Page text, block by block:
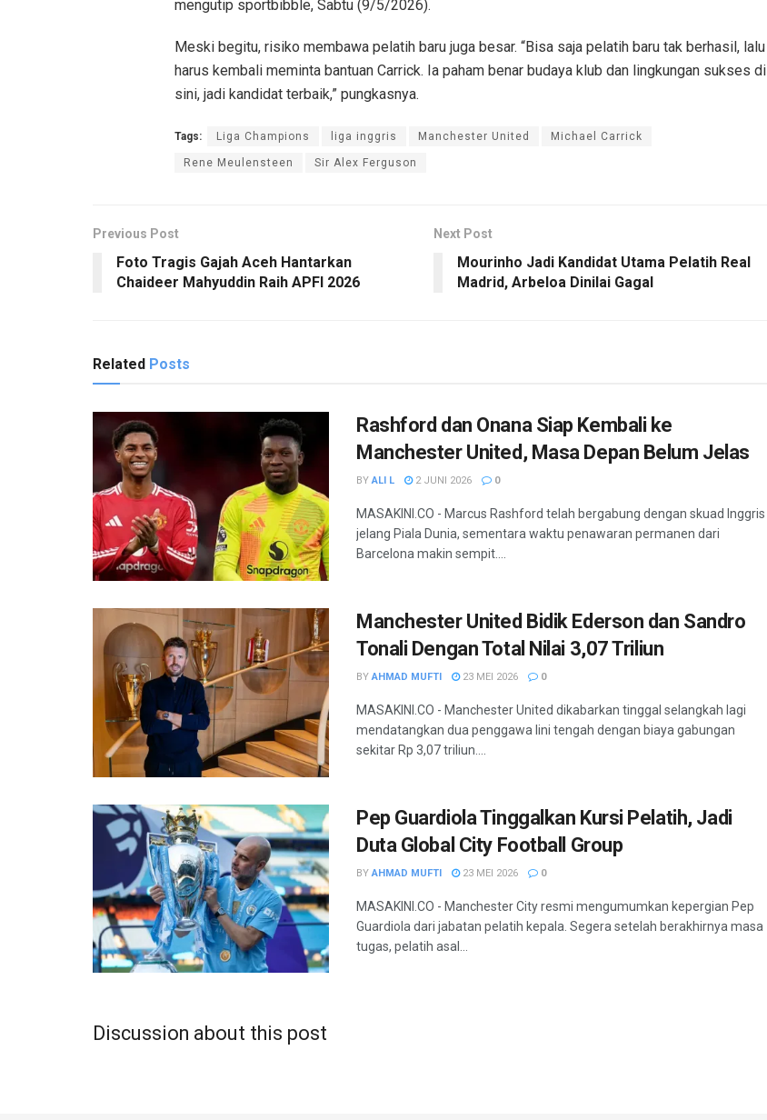
mengutip sportbibble, Sabtu (9/5/2026).
Meski begitu, risiko membawa pelatih baru juga besar. “Bisa saja pelatih baru tak berhasil, lalu
harus kembali meminta bantuan Carrick. Ia paham benar budaya klub dan lingkungan sukses di
sini, jadi kandidat terbaik,” pungkasnya.
Tags: Liga Champions liga inggris Manchester United Michael Carrick
Rene Meulensteen Sir Alex Ferguson
Previous Post
Foto Tragis Gajah Aceh Hantarkan
Chaideer Mahyuddin Raih APFI 2026
Next Post
Mourinho Jadi Kandidat Utama Pelatih Real
Madrid, Arbeloa Dinilai Gagal
Related Posts
Rashford dan Onana Siap Kembali ke
Manchester United, Masa Depan Belum Jelas
BY ALI L 2 JUNI 2026 0
MASAKINI.CO - Marcus Rashford telah bergabung dengan skuad Inggris
jelang Piala Dunia, sementara waktu penawaran permanen dari
Barcelona makin sempit....
Manchester United Bidik Ederson dan Sandro
Tonali Dengan Total Nilai 3,07 Triliun
BY AHMAD MUFTI 23 MEI 2026 0
MASAKINI.CO - Manchester United dikabarkan tinggal selangkah lagi
mendatangkan dua penggawa lini tengah dengan biaya gabungan
sekitar Rp 3,07 triliun....
Pep Guardiola Tinggalkan Kursi Pelatih, Jadi
Duta Global City Football Group
BY AHMAD MUFTI 23 MEI 2026 0
MASAKINI.CO - Manchester City resmi mengumumkan kepergian Pep
Guardiola dari jabatan pelatih kepala. Segera setelah berakhirnya masa
tugas, pelatih asal...
Discussion about this post